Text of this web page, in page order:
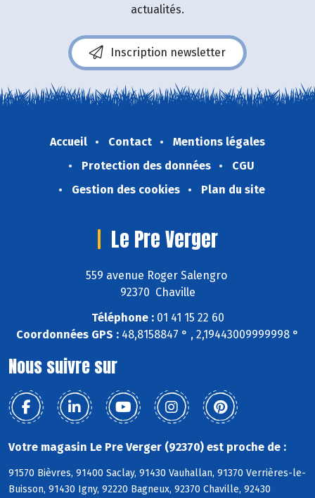
actualités.
Inscription newsletter
Accueil Contact
Mentions légales
Protection des données
CGU
Gestion des cookies
Plan du site
Le Pre Verger
559 avenue Roger Salengro
92370 Chaville
Téléphone :01 41 15 22 60
Coordonnées GPS : 48,8158847 ° , 2,19443009999998 °
Nous suivre sur
Votre magasin Le Pre Verger (92370) est proche de :
91570 Bièvres, 91400 Saclay, 91430 Vauhallan, 91370 Verrières-le-
Buisson, 91430 Igny, 92220 Bagneux, 92370 Chaville, 92430